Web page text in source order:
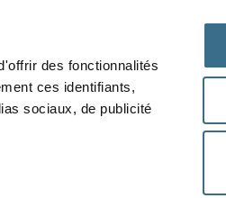
des fonctionnalités
ces identifiants,
sociaux, de publicité